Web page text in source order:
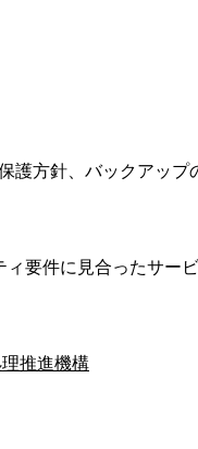
方針、バックアッ
要件に見合ったサー
推進機構